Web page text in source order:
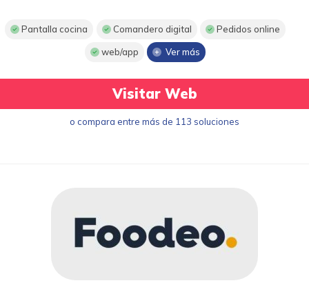
Pantalla cocina Comandero digital Pedidos online
web/app Ver más
Visitar Web
o compara entre más de 113 soluciones